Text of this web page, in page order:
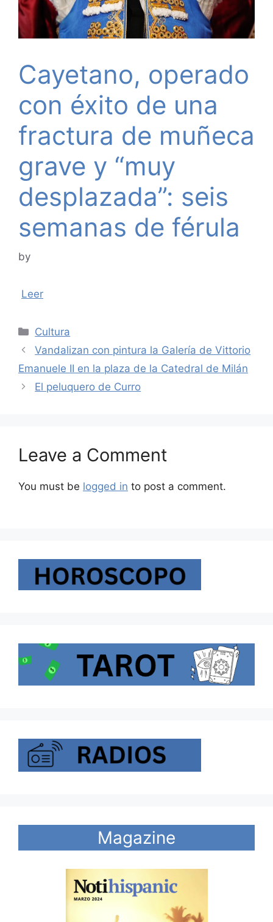
Cayetano, operado
con éxito de una
fractura de muñeca
grave y “muy
desplazada”: seis
semanas de férula
by
Leer
Categories
Cultura
Vandalizan con pintura la Galería de Vittorio
Emanuele II en la plaza de la Catedral de Milán
El peluquero de Curro
Leave a Comment
You must be logged in to post a comment.
Magazine